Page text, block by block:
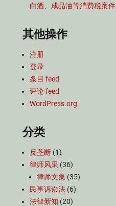
白酒、成品油等消费税案件
其他操作
注册
登录
条目 feed
评论 feed
WordPress.org
分类
反垄断 (1)
律师风采 (36)
律师文集 (35)
民事诉讼法 (6)
法律新知 (20)